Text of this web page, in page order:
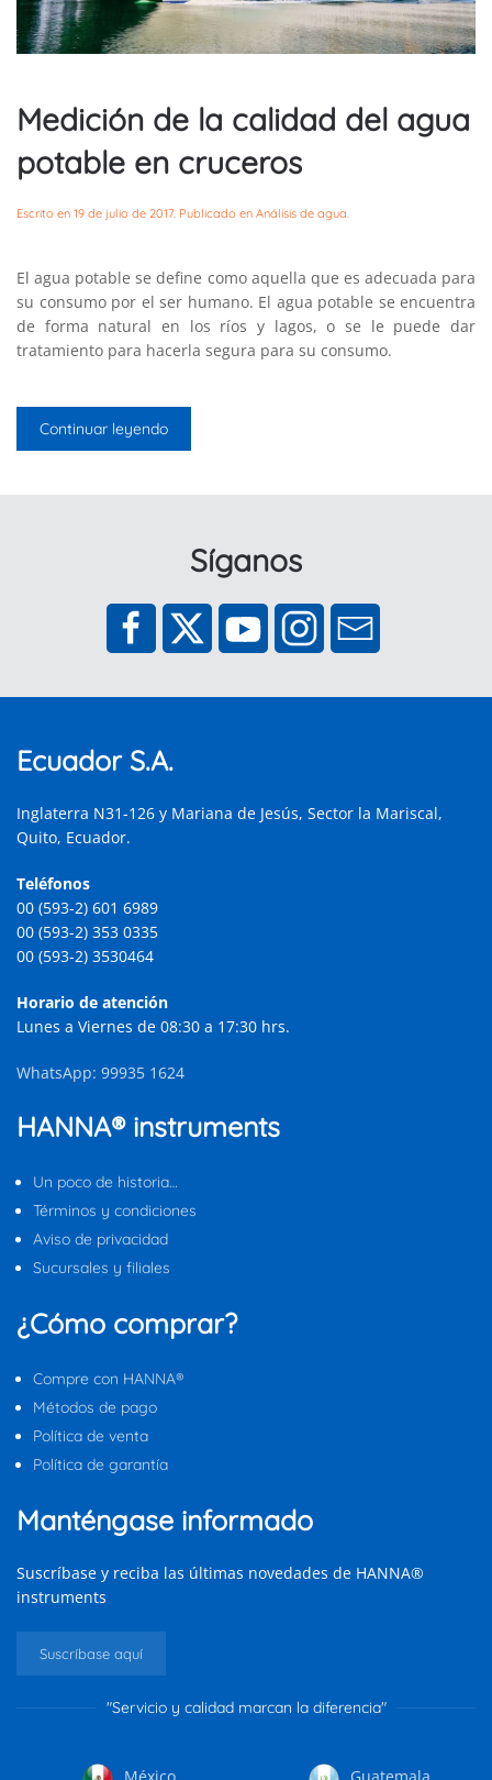
Medición de la calidad del agua
potable en cruceros
Escrito en 19 de julio de 2017. Publicado en Análisis de agua
El agua potable se define como aquella que es adecuada para
su consumo por el ser humano. El agua potable se encuentra
de forma natural en los ríos y lagos, o se le puede dar
tratamiento para hacerla segura para su consumo.
Continuar leyendo
Síganos
Ecuador S.A.
Inglaterra N31-126 y Mariana de Jesús, Sector la Mariscal,
Quito, Ecuador.
Teléfonos
00 (593-2) 601 6989
00 (593-2) 353 0335
00 (593-2) 3530464
Horario de atención
Lunes a Viernes de 08:30 a 17:30 hrs.
WhatsApp: 99935 1624
HANNA® instruments
Un poco de historia…
Términos y condiciones
Aviso de privacidad
Sucursales y filiales
¿Cómo comprar?
Compre con HANNA®
Métodos de pago
Política de venta
Política de garantía
Manténgase informado
Suscríbase y reciba las últimas novedades de HANNA®
instruments
Suscríbase aquí
"Servicio y calidad marcan la diferencia"